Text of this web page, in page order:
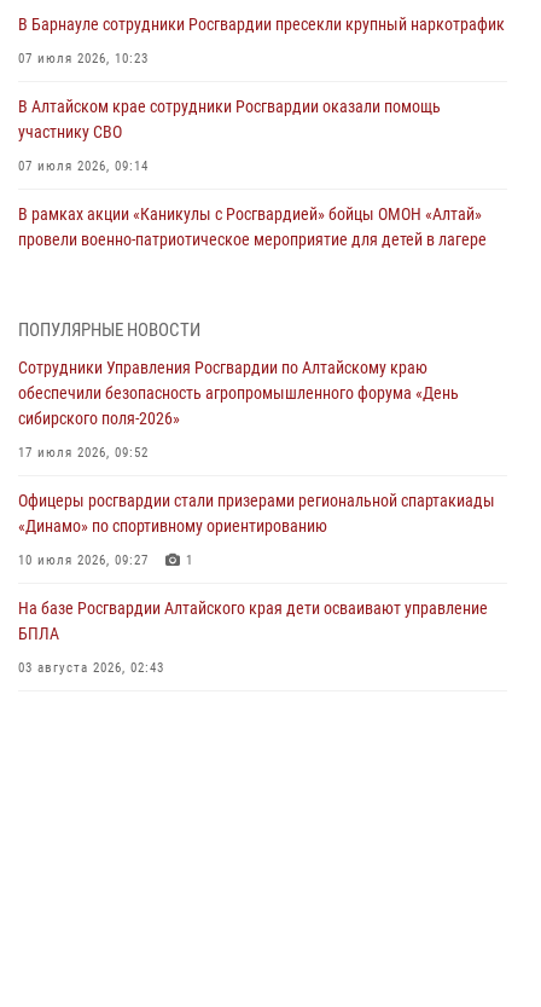
В Барнауле сотрудники Росгвардии пресекли крупный наркотрафик
07 июля 2026, 10:23
В Алтайском крае сотрудники Росгвардии оказали помощь
участнику СВО
07 июля 2026, 09:14
В рамках акции «Каникулы с Росгвардией» бойцы ОМОН «Алтай»
провели военно-патриотическое мероприятие для детей в лагере
акции «Коробка храбрости»
Сотрудники Росгвардии провели встречу с юными пограничниками
03 июля 2026, 04:03
Управление Росгвардии по Алтайскому краю провело для детей
02 июля 2026, 00:55
В краевом управлении вневедомственной охраны Росгвардии по
ПОПУЛЯРНЫЕ НОВОСТИ
Сотрудники Управления Росгвардии по Алтайскому краю
обеспечили безопасность агропромышленного форума «День
сибирского поля-2026»
17 июля 2026, 09:52
Офицеры росгвардии стали призерами региональной спартакиады
«Динамо» по спортивному ориентированию
10 июля 2026, 09:27 1
На базе Росгвардии Алтайского края дети осваивают управление
БПЛА
03 августа 2026, 02:43